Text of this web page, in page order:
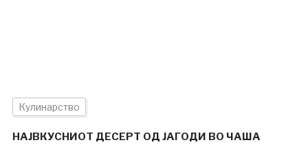
Кулинарство
НАЈВКУСНИОТ ДЕСЕРТ ОД ЈАГОДИ ВО ЧАША